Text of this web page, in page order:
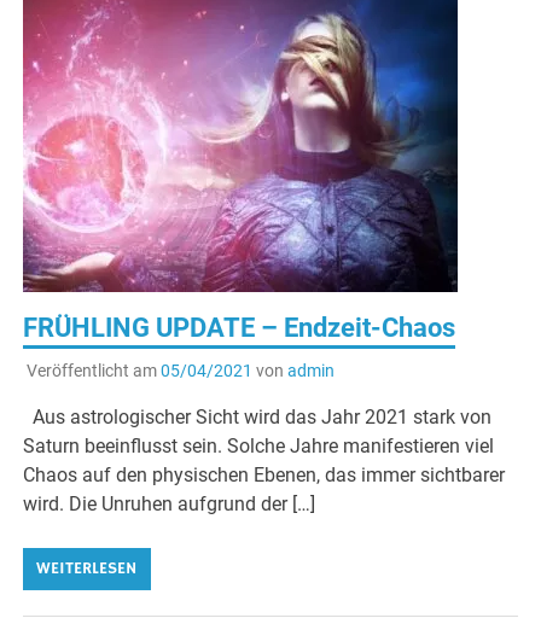
FRÜHLING UPDATE – Endzeit-Chaos
Veröffentlicht am05/04/2021 von admin
Aus astrologischer Sicht wird das Jahr 2021 stark von
Saturn beeinflusst sein. Solche Jahre manifestieren viel
Chaos auf den physischen Ebenen, das immer sichtbarer
wird. Die Unruhen aufgrund der […]
WEITERLESEN